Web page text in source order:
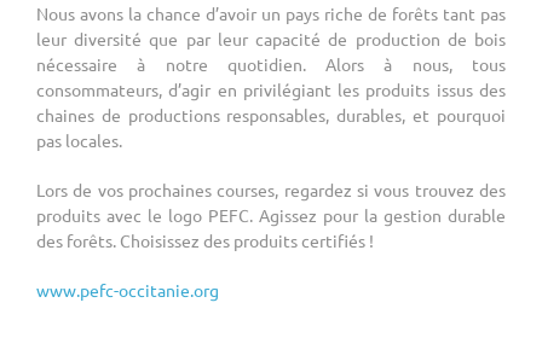
Nous avons la chance d’avoir un pays riche de forêts tant pas
leur diversité que par leur capacité de production de bois
nécessaire à notre quotidien. Alors à nous, tous
consommateurs, d’agir en privilégiant les produits issus des
chaines de productions responsables, durables, et pourquoi
pas locales.
Lors de vos prochaines courses, regardez si vous trouvez des
produits avec le logo PEFC. Agissez pour la gestion durable
des forêts. Choisissez des produits certifiés !
www.pefc-occitanie.org